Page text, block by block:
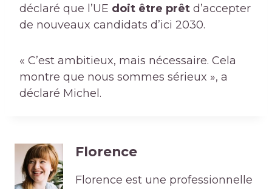
déclaré que l’UE doit être prêt d’accepter
de nouveaux candidats d’ici 2030.
« C’est ambitieux, mais nécessaire. Cela
montre que nous sommes sérieux », a
déclaré Michel.
Florence
Florence est une professionnelle